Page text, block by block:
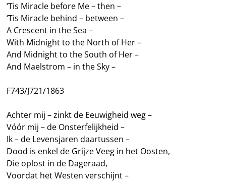
‘Tis Miracle before Me – then –
‘Tis Miracle behind – between –
A Crescent in the Sea –
With Midnight to the North of Her –
And Midnight to the South of Her –
And Maelstrom – in the Sky –
F743/J721/1863
Achter mij – zinkt de Eeuwigheid weg –
Vóór mij – de Onsterfelijkheid –
Ik – de Levensjaren daartussen –
Dood is enkel de Grijze Veeg in het Oosten,
Die oplost in de Dageraad,
Voordat het Westen verschijnt –